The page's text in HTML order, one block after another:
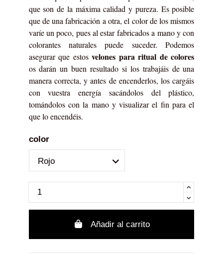
que son de la máxima calidad y pureza. Es posible
que de una fabricación a otra, el color de los mismos
varíe un poco, pues al estar fabricados a mano y con
colorantes naturales puede suceder. Podemos
asegurar que estosvelones para ritual de colores
os darán un buen resultado si los trabajáis de una
manera correcta, y antes de encenderlos, los cargáis
con vuestra energía sacándolos del plástico,
tomándolos con la mano y visualizar el fin para el
que lo encendéis.
color
Añadir al carrito